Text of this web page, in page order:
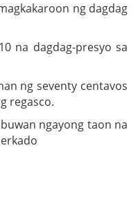
ng dagdag
na dagdag-presyo sa
ng seventy centavos
regasco.
ngayong taon na